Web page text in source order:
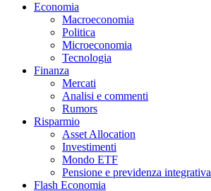
Economia
Macroeconomia
Politica
Microeconomia
Tecnologia
Finanza
Mercati
Analisi e commenti
Rumors
Risparmio
Asset Allocation
Investimenti
Mondo ETF
Pensione e previdenza integrativa
Flash Economia